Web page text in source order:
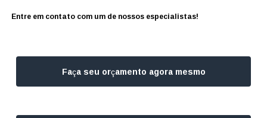
Entre em contato com um de nossos especialistas!
Faça seu orçamento agora mesmo